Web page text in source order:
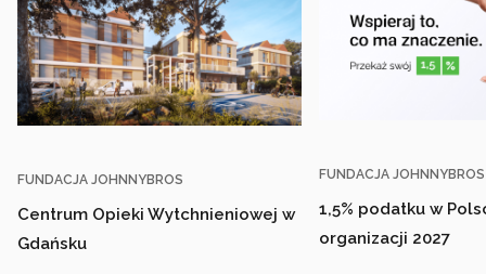
FUNDACJA JOHNNYBROS
Centrum Opieki Wytchnieniowej w
Gdańsku
FUNDACJA JOHNNYBROS
1,5% podatku w
organizacji 2027